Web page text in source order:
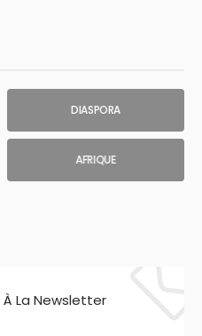
DIASPORA
AFRIQUE
La Newsletter